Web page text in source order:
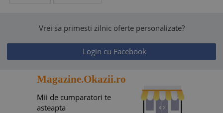
Vrei sa primesti zilnic oferte personalizate?
Login cu Facebook
Magazine.Okazii.ro
Mii de cumparatori te
asteapta